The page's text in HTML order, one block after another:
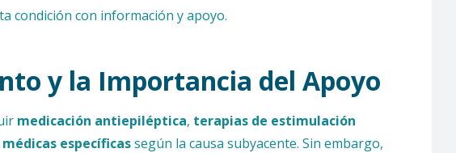
condición con información y apoyo.
y la Importancia del Apoyo
medicación antiepiléptica, terapias de estimulación
específicassegún la causa subyacente. Sin embargo,